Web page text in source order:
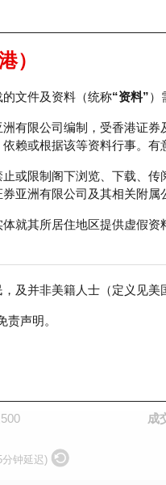
产品 轮证市场统计 正股
）
文件及资料（统称“资料”）
有限公司编制，受香港证
赖或根据该等资料行事。
或限制阁下浏览、下载、
亚洲有限公司及其相关附属
就其所居住地区提供虚假
及并非美籍人士（定义见
责声明。
仪
比较
购 1888 建滔积层板
即时
成
分钟延迟)